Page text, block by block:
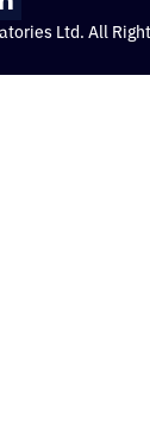
Ltd. All